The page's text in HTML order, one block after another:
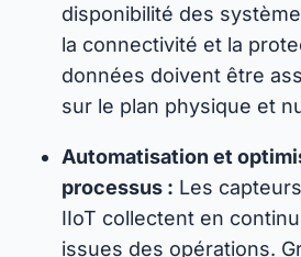
disponibilité des
la connectivité et la
données doivent être
sur le plan physique et
Automatisation et
processus : Les
IIoT collectent en
issues des opérations.